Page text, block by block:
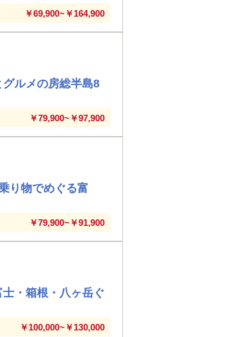
￥69,900~￥164,900
ルメの房総半島8
￥79,900~￥97,900
り物でめぐる富
￥79,900~￥91,900
・箱根・八ヶ岳ぐ
￥100,000~￥130,000